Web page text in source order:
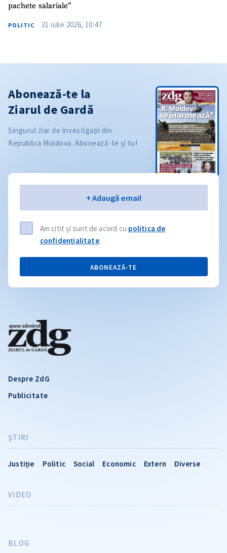
pachete salariale”
POLITIC 31 iulie 2026, 10:47
Despre ZdG
Publicitate
ŞTIRI
Justiție Politic Social Economic Extern Diverse
VIDEO
BLOG
Abonează-te la
Ziarul de Gardă
Singurul ziar de investigații din
Republica Moldova. Abonează-te și tu!
+ Adaugă email
Am citit și sunt de acord cu politica de
confidențialitate.
ABONEAZĂ-TE